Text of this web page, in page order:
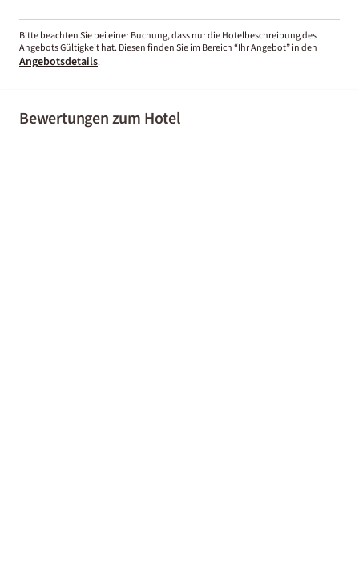
Bitte beachten Sie bei einer Buchung, dass nur die Hotelbeschreibung des
Angebots Gültigkeit hat. Diesen finden Sie im Bereich “Ihr Angebot” in den
Angebotsdetails.
Bewertungen zum Hotel